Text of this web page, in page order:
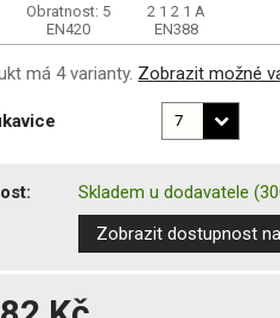
Obratnost: 5
EN420
2 1 2 1 A
EN388
má 4 varianty. Zobrazit možné
Skladem u dodavatele
Zobrazit dostupnost